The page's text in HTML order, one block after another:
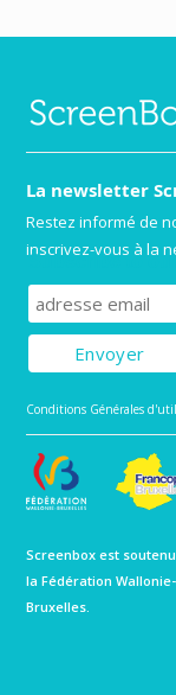
La newsletter
Restez informé de
inscrivez-vous à la
Subscribe to
Conditions Générales
Screenbox est
la Fédération
Bruxelles.